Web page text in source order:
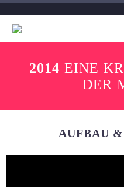
2014 EINE
DER
AUFBAU